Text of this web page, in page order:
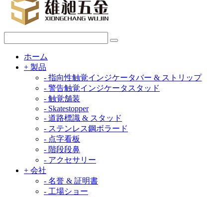
ホーム
+ 製品
- 指向性触覚インジケータバー & ストリップ
- 警告触覚インジケータスタッド
- 触覚舗装
- Skatestopper
- 道路標識 & スタッド
- ステンレス鋼ボラード
- 点字看板
- 階段段鼻
- アクセサリー
+ 会社
- 名誉 & 証明書
- 工場ショー